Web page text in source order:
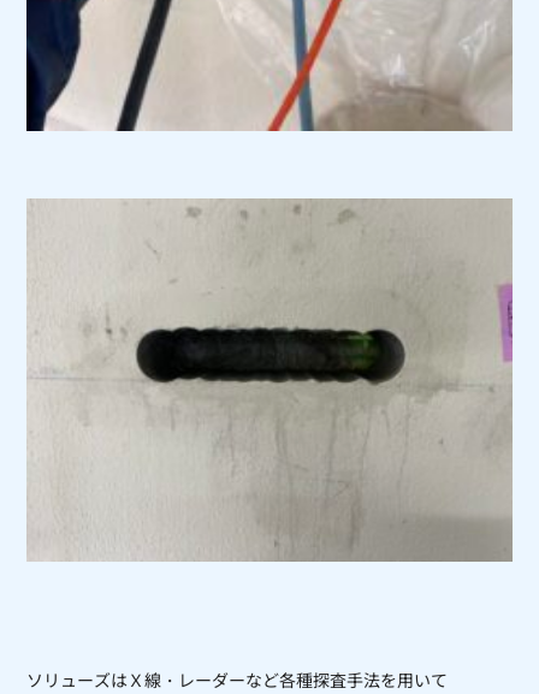
ソリューズはＸ線・レーダーなど各種探査手法を用いて